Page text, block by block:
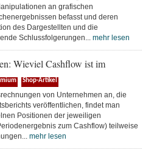
an grafischen
befasst und deren
des Dargestellten und die
Schlussfolgerungen... mehr lesen
Wieviel Cashflow ist im
Shop-Artikel
von Unternehmen an, die
veröffentlichen, findet man
Positionen der jeweiligen
zum Cashflow) teilweise
mehr lesen